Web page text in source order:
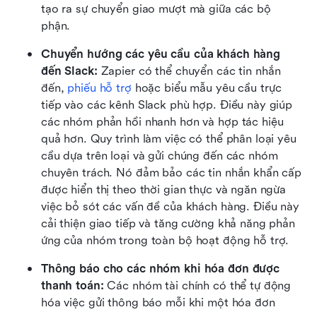
tạo ra sự chuyển giao mượt mà giữa các bộ
phận.
Chuyển hướng các yêu cầu của khách hàng
đến Slack: Zapier có thể chuyển các tin nhắn
đến, phiếu hỗ trợ hoặc biểu mẫu yêu cầu trực
tiếp vào các kênh Slack phù hợp. Điều này giúp
các nhóm phản hồi nhanh hơn và hợp tác hiệu
quả hơn. Quy trình làm việc có thể phân loại yêu
cầu dựa trên loại và gửi chúng đến các nhóm
chuyên trách. Nó đảm bảo các tin nhắn khẩn cấp
được hiển thị theo thời gian thực và ngăn ngừa
việc bỏ sót các vấn đề của khách hàng. Điều này
cải thiện giao tiếp và tăng cường khả năng phản
ứng của nhóm trong toàn bộ hoạt động hỗ trợ.
Thông báo cho các nhóm khi hóa đơn được
thanh toán: Các nhóm tài chính có thể tự động
hóa việc gửi thông báo mỗi khi một hóa đơn